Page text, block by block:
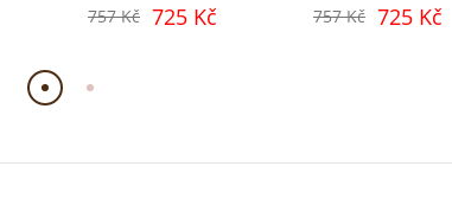
757 Kč 725 Kč
757 Kč 725 Kč